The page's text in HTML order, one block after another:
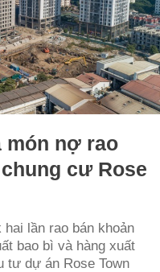
món nợ rao
cư Rose
hai lần rao bán khoản
bao bì và hàng xuất
tư dự án Rose Town